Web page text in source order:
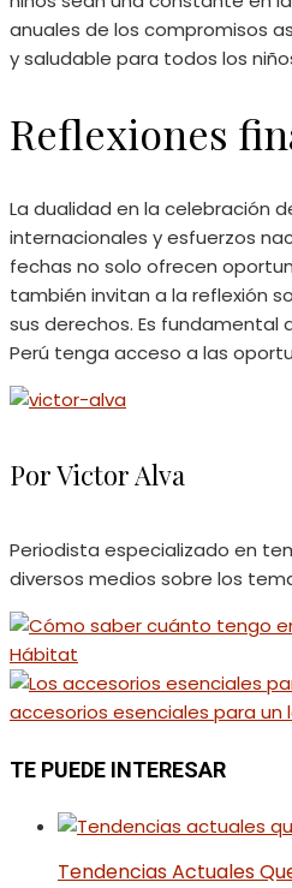
anuales de los compromisos
y saludable para todos los
Reflexiones
La dualidad en la celebración
internacionales y esfuerzos
fechas no solo ofrecen
también invitan a la reflexión
sus derechos. Es
Perú tenga acceso a las
Por Victor Alva
Periodista especializado en
diversos medios sobre los
Hábitat
accesorios esenciales para
TE PUEDE INTERESAR
Tendencias Actuales